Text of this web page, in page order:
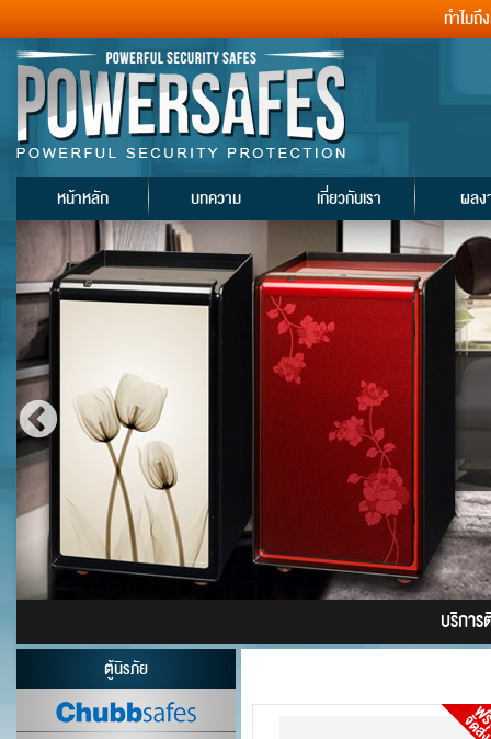
ทำไมถึ
หน้าหลัก บทความ เกี่ยวกับเรา ผลง
บริการ
ตู้นิรภัย